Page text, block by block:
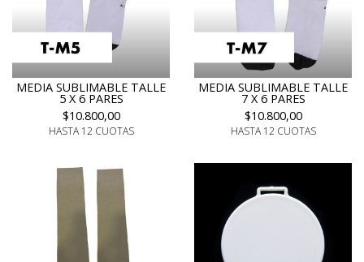
MEDIA SUBLIMABLE TALLE
5 X 6 PARES
$10.800,00
HASTA 12 CUOTAS
MEDIA SUBLIMABLE TALLE
7 X 6 PARES
$10.800,00
HASTA 12 CUOTAS